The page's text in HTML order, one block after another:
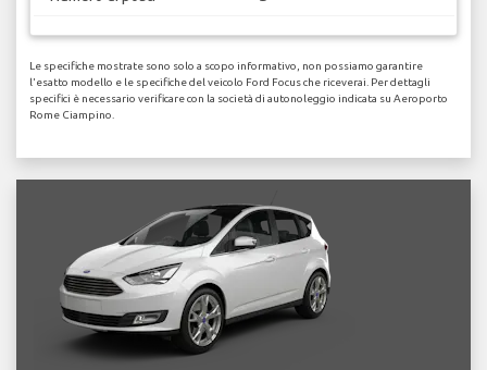
Le specifiche mostrate sono solo a scopo informativo, non possiamo garantire
l'esatto modello e le specifiche del veicolo Ford Focus che riceverai. Per dettagli
specifici è necessario verificare con la società di autonoleggio indicata su Aeroporto
Rome Ciampino.